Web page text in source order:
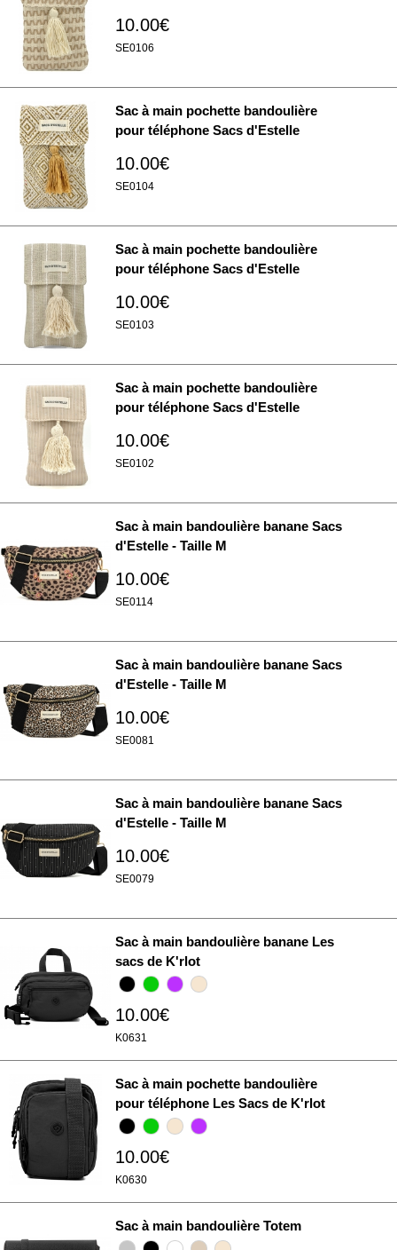
10.00€
SE0106
Sac à main pochette bandoulière
pour téléphone Sacs d'Estelle
10.00€
SE0104
Sac à main pochette bandoulière
pour téléphone Sacs d'Estelle
10.00€
SE0103
Sac à main pochette bandoulière
pour téléphone Sacs d'Estelle
10.00€
SE0102
Sac à main bandoulière banane Sacs
d'Estelle - Taille M
10.00€
SE0114
Sac à main bandoulière banane Sacs
d'Estelle - Taille M
10.00€
SE0081
Sac à main bandoulière banane Sacs
d'Estelle - Taille M
10.00€
SE0079
Sac à main bandoulière banane Les
sacs de K'rlot
10.00€
K0631
Sac à main pochette bandoulière
pour téléphone Les Sacs de K'rlot
10.00€
K0630
Sac à main bandoulière Totem